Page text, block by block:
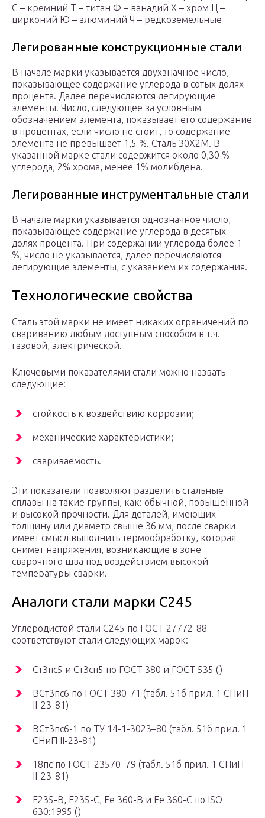
С – кремний Т – титан Ф – ванадий Х – хром Ц –
цирконий Ю – алюминий Ч – редкоземельные
Легированные конструкционные стали
В начале марки указывается двухзначное число,
показывающее содержание углерода в сотых долях
процента. Далее перечисляются легирующие
элементы. Число, следующее за условным
обозначением элемента, показывает его содержание
в процентах, если число не стоит, то содержание
элемента не превышает 1,5 %. Сталь 30Х2М. В
указанной марке стали содержится около 0,30 %
углерода, 2% хрома, менее 1% молибдена.
Легированные инструментальные стали
В начале марки указывается однозначное число,
показывающее содержание углерода в десятых
долях процента. При содержании углерода более 1
%, число не указывается, далее перечисляются
легирующие элементы, с указанием их содержания.
Технологические свойства
Сталь этой марки не имеет никаких ограничений по
свариванию любым доступным способом в т.ч.
газовой, электрической.
Ключевыми показателями стали можно назвать
следующие:
стойкость к воздействию коррозии;
механические характеристики;
свариваемость.
Эти показатели позволяют разделить стальные
сплавы на такие группы, как: обычной, повышенной
и высокой прочности. Для деталей, имеющих
толщину или диаметр свыше 36 мм, после сварки
имеет смысл выполнить термообработку, которая
снимет напряжения, возникающие в зоне
сварочного шва под воздействием высокой
температуры сварки.
Аналоги стали марки С245
Углеродистой стали С245 по ГОСТ 27772-88
соответствуют стали следующих марок:
Ст3пс5 и Ст3сп5 по ГОСТ 380 и ГОСТ 535 ()
ВСт3пс6 по ГОСТ 380-71 (табл. 51б прил. 1 СНиП
II-23-81)
ВСт3пс6-1 по ТУ 14-1-3023–80 (табл. 51б прил. 1
СНиП II-23-81)
18пс по ГОСТ 23570–79 (табл. 51б прил. 1 СНиП
II-23-81)
E235-B, E235-C, Fe 360-B и Fe 360-C по ISO
630:1995 ()